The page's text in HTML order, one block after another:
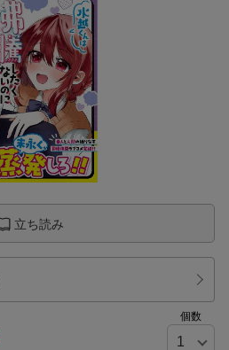
立ち読み
個数